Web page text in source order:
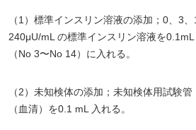
（1）標準インスリン溶液の添加；0、3
240μU/mL の標準インスリン溶液を
（No 3〜No 14）に入れる。
（2）未知検体の添加；未知検体用試験
（血清）を0.1 mL 入れる。